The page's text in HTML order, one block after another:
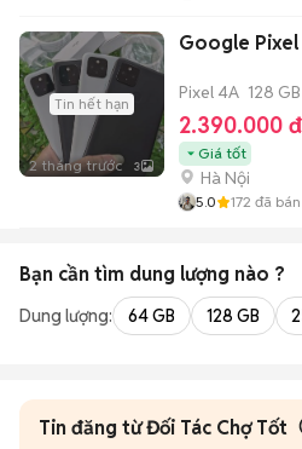
Tin hết hạn
2 tháng trước 3
Google Pixel
Pixel 4A 128 GB
2.390.000 đ
Giá tốt
Hà Nội
5.0 172 đã bán
Bạn cần tìm dung lượng nào ?
Dung lượng: 64 GB 128 GB
Tin đăng từ Đối Tác Chợ Tốt